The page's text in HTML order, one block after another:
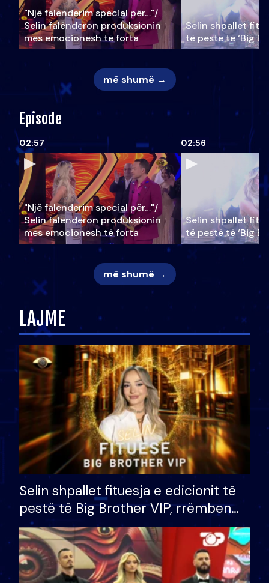
"Një falenderim special për…"/
Selin falënderon produksionin
mes emocionesh të forta
Selin shpallet
të pestë të ‘Big
më shumë →
Episode
02:57
"Një falenderim special për…"/
Selin falënderon produksionin
mes emocionesh të forta
02:56
Selin shpallet
të pestë të ‘Big
më shumë →
LAJME
Selin shpallet fituesja e edicionit të
pestë të Big Brother VIP, rrëmben
çmimin e madh prej 100 mijë eurosh